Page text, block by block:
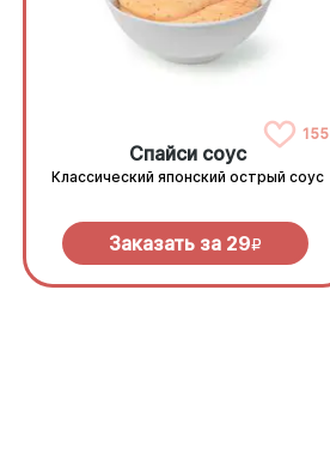
155
Спайси соус
Классический японский острый соус
Заказать за 29R